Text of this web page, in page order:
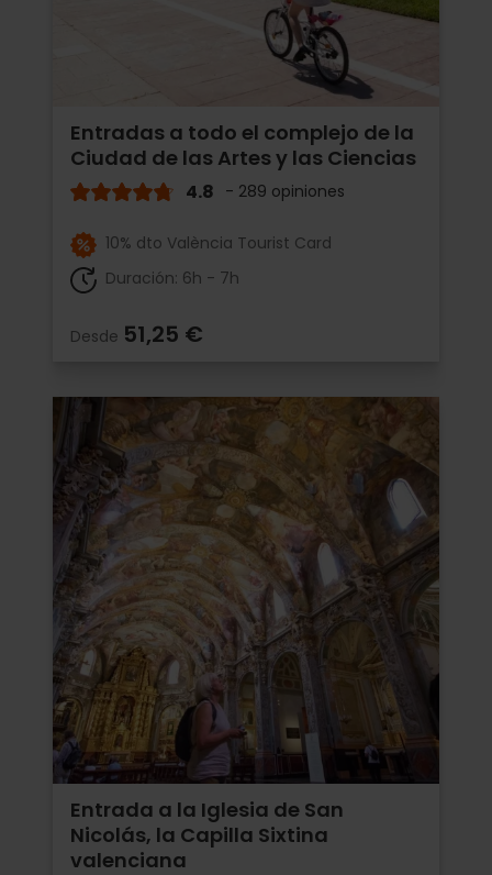
Entradas a todo el complejo de la
Ciudad de las Artes y las Ciencias
4.8 - 289 opiniones
10% dto València Tourist Card
Duración: 6h - 7h
Desde 51,25 €
Entrada a la Iglesia de San
Nicolás, la Capilla Sixtina
valenciana